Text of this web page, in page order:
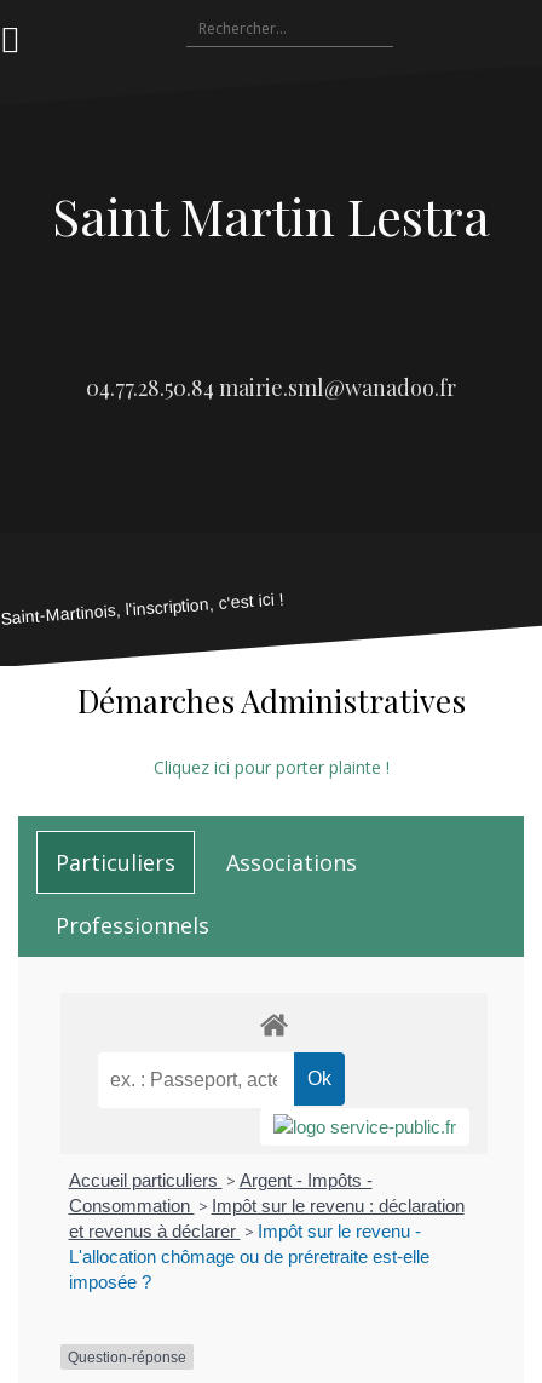
au
Rechercher :
Saint Martin Lestra
04.77.28.50.84 mairie.sml@wanadoo.fr
Saint-Martinois, l'inscription, c'est ici !
Démarches Administratives
Cliquez ici pour porter plainte !
Particuliers Associations
Professionnels
Accueil particuliers > Argent - Impôts -
Consommation > Impôt sur le revenu : déclaration
et revenus à déclarer > Impôt sur le revenu -
L'allocation chômage ou de préretraite est-elle
imposée ?
Question-réponse